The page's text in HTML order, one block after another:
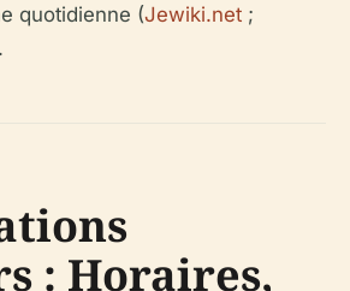
quotidienne (Jewiki.net ;
: Horaires,